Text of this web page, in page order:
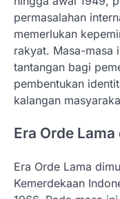
permasalahan
memerlukan
rakyat. Masa-masa
tantangan bagi
pembentukan
kalangan
Era Orde
Era Orde Lama
Kemerdekaan